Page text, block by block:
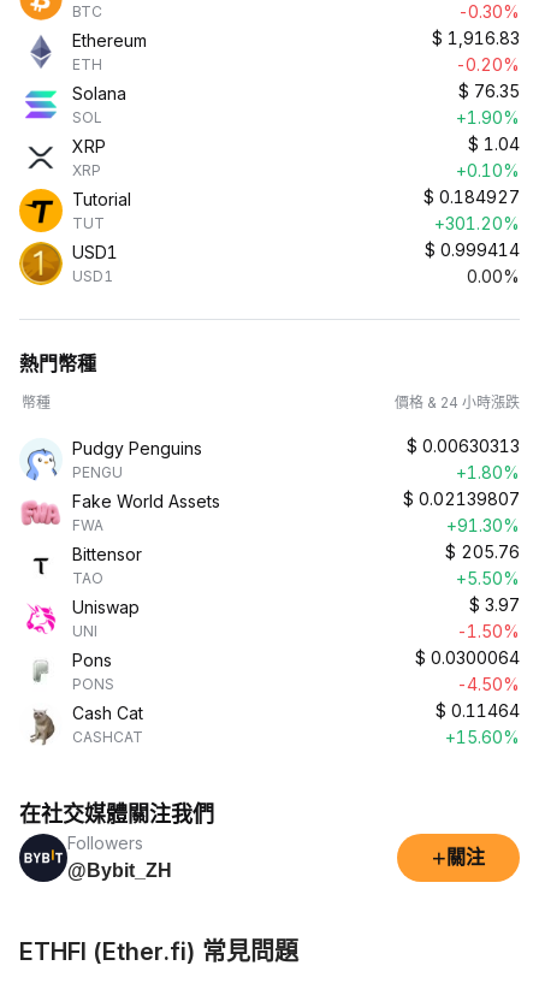
BTC
-0.30%
Ethereum
ETH
$ 1,916.83
-0.20%
Solana
SOL
$ 76.35
+1.90%
XRP
XRP
$ 1.04
+0.10%
Tutorial
TUT
$ 0.184927
+301.20%
USD1
USD1
$ 0.999414
0.00%
熱門幣種
幣種 價格 & 24 小時漲跌
Pudgy Penguins
PENGU
$ 0.00630313
+1.80%
Fake World Assets
FWA
$ 0.02139807
+91.30%
Bittensor
TAO
$ 205.76
+5.50%
Uniswap
UNI
$ 3.97
-1.50%
Pons
PONS
$ 0.0300064
-4.50%
Cash Cat
CASHCAT
$ 0.11464
+15.60%
在社交媒體關注我們
Followers
@Bybit_ZH
+ 關注
ETHFI (Ether.fi) 常見問題